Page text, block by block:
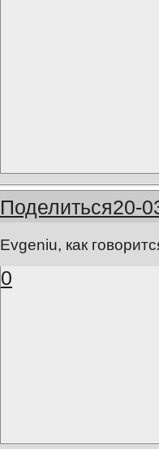
Поделиться20-
Evgeniu, как
0